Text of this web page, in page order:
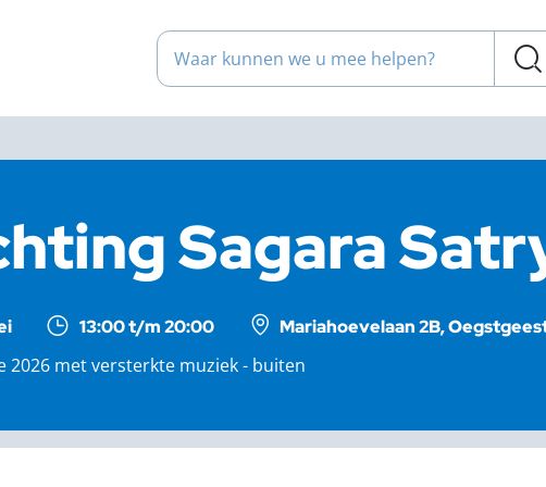
Waar kunnen we u mee helpen?
Sagara
13:00 t/m 20:00
Mariahoevelaan 2B,
2026 met versterkte muziek - buiten